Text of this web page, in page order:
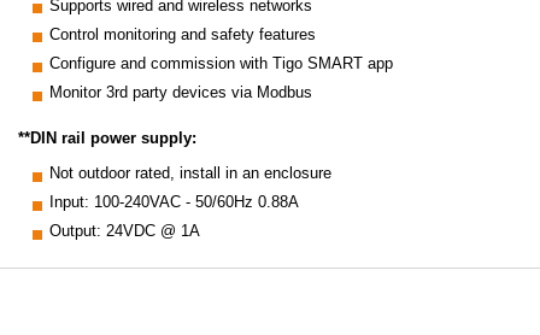
Supports wired and wireless networks
Control monitoring and safety features
Configure and commission with Tigo SMART app
Monitor 3rd party devices via Modbus
**DIN rail power supply:
Not outdoor rated, install in an enclosure
Input: 100-240VAC - 50/60Hz 0.88A
Output: 24VDC @ 1A